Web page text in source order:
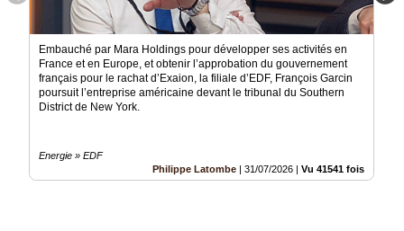
Embauché par Mara Holdings pour développer ses activités en
France et en Europe, et obtenir l’approbation du gouvernement
français pour le rachat d’Exaion, la filiale d’EDF, François Garcin
poursuit l’entreprise américaine devant le tribunal du Southern
District de New York.
Energie » EDF
Philippe Latombe
31/07/2026 Vu 41541 fois